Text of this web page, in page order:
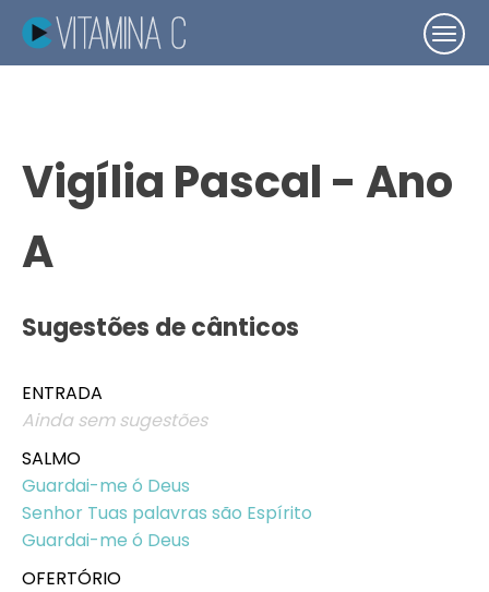
Vigília Pascal - Ano
A
Sugestões de cânticos
ENTRADA
Ainda sem sugestões
SALMO
Guardai-me ó Deus
Senhor Tuas palavras são Espírito
Guardai-me ó Deus
OFERTÓRIO